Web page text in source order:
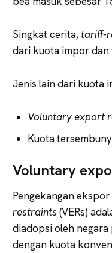
Singkat cerita,tariff-
dari kuota impor
Jenis lain dari kuota
Voluntaryexport
Kuota
Voluntary
Pengekangan
restraints(VERs)
diadopsi oleh
dengan kuota